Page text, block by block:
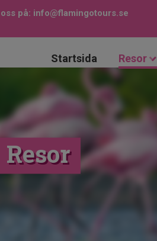
på: info@flamingotours.se
Startsida Resor
Resor